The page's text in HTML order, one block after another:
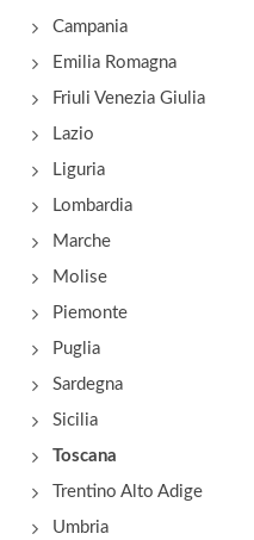
Campania
Emilia Romagna
Friuli Venezia Giulia
Lazio
Liguria
Lombardia
Marche
Molise
Piemonte
Puglia
Sardegna
Sicilia
Toscana
Trentino Alto Adige
Umbria